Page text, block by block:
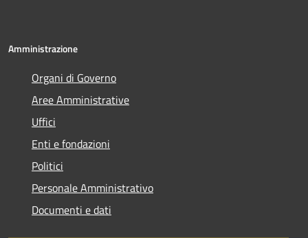
Amministrazione
Organi di Governo
Aree Amministrative
Uffici
Enti e fondazioni
Politici
Personale Amministrativo
Documenti e dati